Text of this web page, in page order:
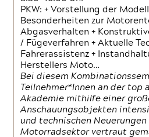
PKW: + Vorstellung der
Besonderheiten zur
Abgasverhalten +
/ Fügeverfahren + Aktuelle
Fahrerassistenz +
Herstellers Moto…
Bei diesem
Teilnehmer*Innen an der
Akademie mithilfe einer
Anschauungsobjekten
und technischen Neuerungen
Motorradsektor vertraut